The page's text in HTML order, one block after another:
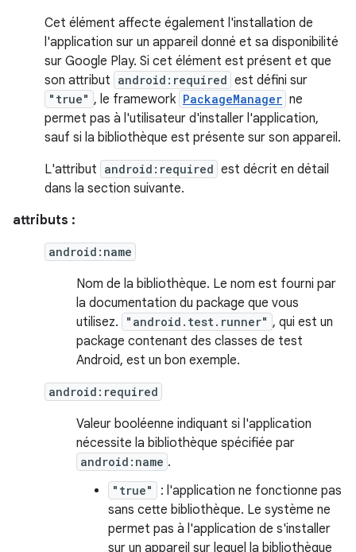
Cet élément affecte également l'installation de
l'application sur un appareil donné et sa disponibilité
sur Google Play. Si cet élément est présent et que
son attribut android:required est défini sur
"true" , le framework PackageManager ne
permet pas à l'utilisateur d'installer l'application,
sauf si la bibliothèque est présente sur son appareil.
L'attribut android:required est décrit en détail
dans la section suivante.
attributs :
android:name
Nom de la bibliothèque. Le nom est fourni par
la documentation du package que vous
utilisez.
"android.test.runner" , qui est un
package contenant des classes de test
Android, est un bon exemple.
android:required
Valeur booléenne indiquant si l'application
nécessite la bibliothèque spécifiée par
android:name .
"true"
: l'application ne fonctionne pas
sans cette bibliothèque. Le système ne
permet pas à l'application de s'installer
sur un appareil sur lequel la bibliothèque